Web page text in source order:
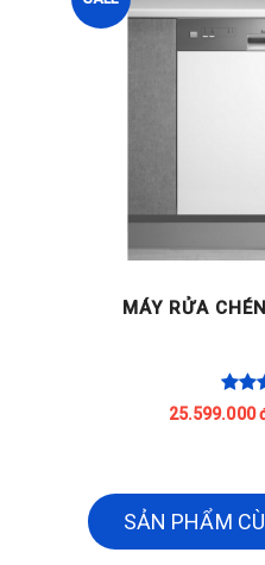
MÁY RỬA
25.599.000
SẢN PHẨM